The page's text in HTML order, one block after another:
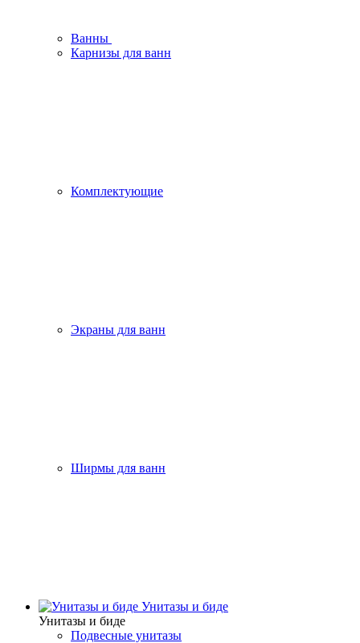
Ванны
Карнизы для ванн
Комплектующие
Экраны для ванн
Ширмы для ванн
Унитазы и биде
Унитазы и биде
Подвесные унитазы